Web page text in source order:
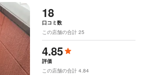
18
口コミ数
この店舗の合計 25
4.85
評価
この店舗の合計 4.84